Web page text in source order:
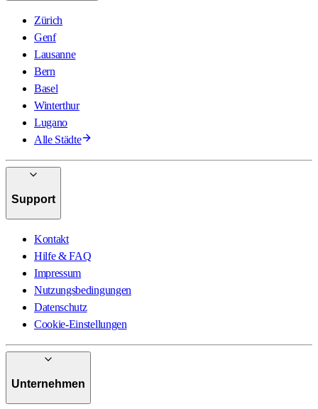
Zürich
Genf
Lausanne
Bern
Basel
Winterthur
Lugano
Alle Städte
Support
Kontakt
Hilfe & FAQ
Impressum
Nutzungsbedingungen
Datenschutz
Cookie-Einstellungen
Unternehmen